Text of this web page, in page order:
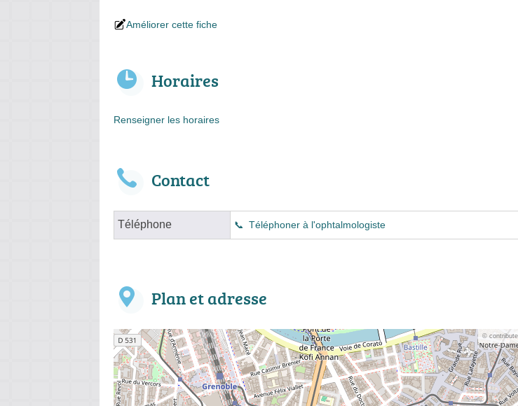
Améliorer cette fiche
Horaires
Renseigner les horaires
Contact
Téléphone Téléphoner à l'ophtalmologiste
Plan et adresse
©